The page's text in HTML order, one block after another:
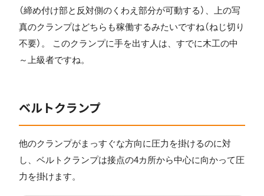
（締め付け部と反対側のくわえ部分が可動する）、上の写
真のクランプはどちらも稼働するみたいですね（ねじ切り
不要）。 このクランプに手を出す人は、すでに木工の中
～上級者ですね。
ベルトクランプ
他のクランプがまっすぐな方向に圧力を掛けるのに対
し、ベルトクランプは接点の4カ所から中心に向かって圧
力を掛けます。